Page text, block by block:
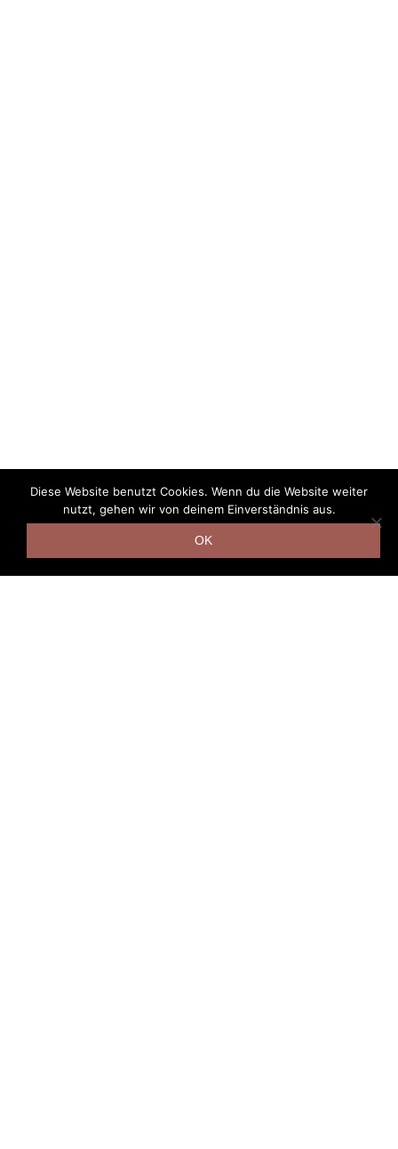
Diese Website benutzt Cookies. Wenn du die Website weiter
nutzt, gehen wir von deinem Einverständnis aus.
OK